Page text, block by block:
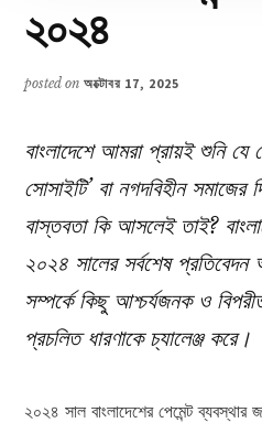
২০২৪
posted onঅক্টোবর 17, 2025
বাংলাদেশে আমরা প্রায়ই শুনি
সোসাইটি’ বা নগদবিহীন
বাস্তবতা কি আসলেই তাই?
২০২৪ সালের সর্বশেষ
সম্পর্কে কিছু আশ্চর্যজনক ও
প্রচলিত ধারণাকে চ্যালেঞ্জ করে।
২০২৪ সাল বাংলাদেশের পেমেন্ট